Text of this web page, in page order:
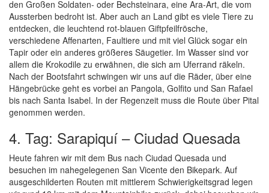
den Großen Soldaten- oder Bechsteinara, eine Ara-Art, die vom
Aussterben bedroht ist. Aber auch an Land gibt es viele Tiere zu
entdecken, die leuchtend rot-blauen Giftpfeilfrösche,
verschiedene Affenarten, Faultiere und mit viel Glück sogar ein
Tapir oder ein anderes größeres Säugetier. Im Wasser sind vor
allem die Krokodile zu erwähnen, die sich am Uferrand räkeln.
Nach der Bootsfahrt schwingen wir uns auf die Räder, über eine
Hängebrücke geht es vorbei an Pangola, Golfito und San Rafael
bis nach Santa Isabel. In der Regenzeit muss die Route über Pital
genommen werden.
4. Tag: Sarapiquí – Ciudad Quesada
Heute fahren wir mit dem Bus nach Ciudad Quesada und
besuchen im nahegelegenen San Vicente den Bikepark. Auf
ausgeschilderten Routen mit mittlerem Schwierigkeitsgrad legen